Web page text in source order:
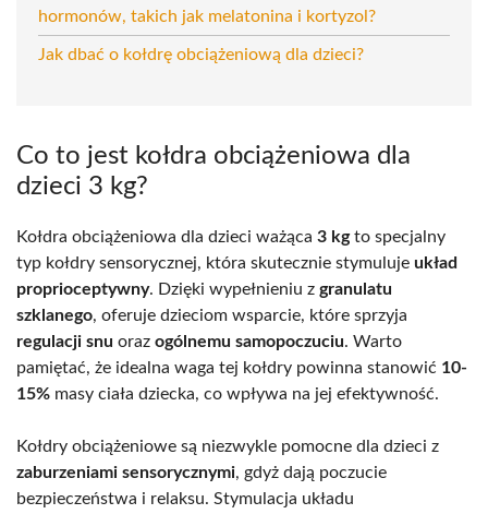
hormonów, takich jak melatonina i kortyzol?
Jak dbać o kołdrę obciążeniową dla dzieci?
Co to jest kołdra obciążeniowa dla
dzieci 3 kg?
Kołdra obciążeniowa dla dzieci ważąca 3 kgto specjalny
typ kołdry sensorycznej, która skutecznie stymuluje układ
proprioceptywny. Dzięki wypełnieniu z granulatu
szklanego, oferuje dzieciom wsparcie, które sprzyja
regulacji snu oraz ogólnemu samopoczuciu. Warto
pamiętać, że idealna waga tej kołdry powinna stanowić 10-
15% masy ciała dziecka, co wpływa na jej efektywność.
Kołdry obciążeniowe są niezwykle pomocne dla dzieci z
zaburzeniami sensorycznymi, gdyż dają poczucie
bezpieczeństwa i relaksu. Stymulacja układu